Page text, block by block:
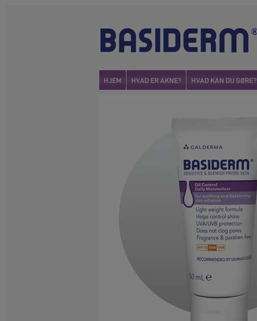
HJEM HVAD ER AKNE? HVAD KAN DU GØRE?